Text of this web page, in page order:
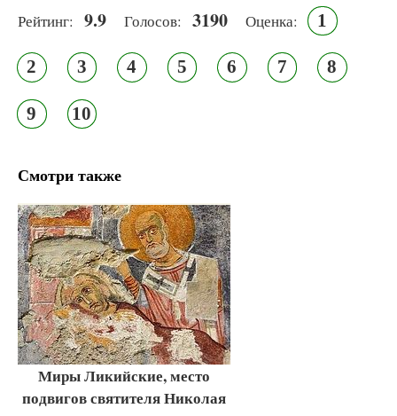
Рейтинг: 9.9 Голосов: 3190 Оценка: 1
2 3 4 5 6 7 8
9 10
Смотри также
Миры Ликийские, место
подвигов святителя Николая